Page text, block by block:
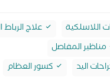
اللاسلكية
علاج الرباط
مناظير المفاصل
اليد كسور العظام